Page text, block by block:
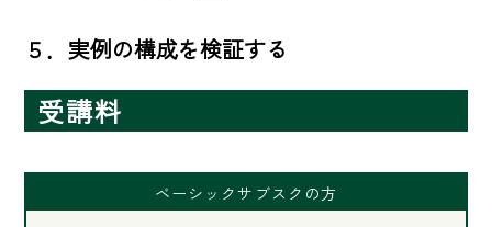
５．実例の構成を検証する
受講料
ベーシックサブスクの方